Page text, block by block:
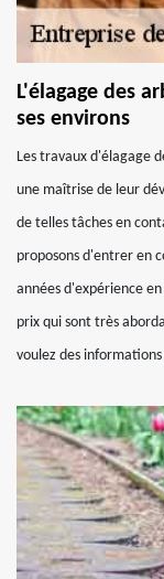
L'élagage des
ses environs
Les travaux d'élagage
une maîtrise de leur
de telles tâches en
proposons d'entrer en
années d'expérience
prix qui sont très
voulez des